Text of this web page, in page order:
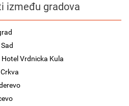
između gradova
Vrdnicka Kula